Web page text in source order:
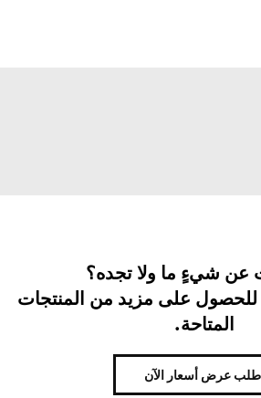
عن شيءٍ ما ولا تجده؟
للحصول على مزيد من المنتجات
المتاحة.
عرض أسعار الآن